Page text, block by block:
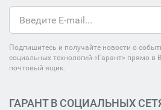
Подпишитесь и получайте новости о
социальных технологий «Гарант» прямо в
почтовый ящик.
ГАРАНТ В СОЦИАЛЬНЫХ